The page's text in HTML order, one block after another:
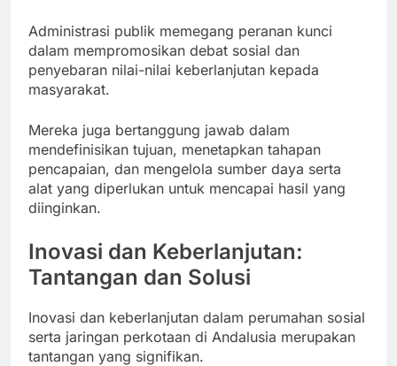
Administrasi publik memegang peranan kunci
dalam mempromosikan debat sosial dan
penyebaran nilai-nilai keberlanjutan kepada
masyarakat.
Mereka juga bertanggung jawab dalam
mendefinisikan tujuan, menetapkan tahapan
pencapaian, dan mengelola sumber daya serta
alat yang diperlukan untuk mencapai hasil yang
diinginkan.
Inovasi dan Keberlanjutan:
Tantangan dan Solusi
Inovasi dan keberlanjutan dalam perumahan sosial
serta jaringan perkotaan di Andalusia merupakan
tantangan yang signifikan.